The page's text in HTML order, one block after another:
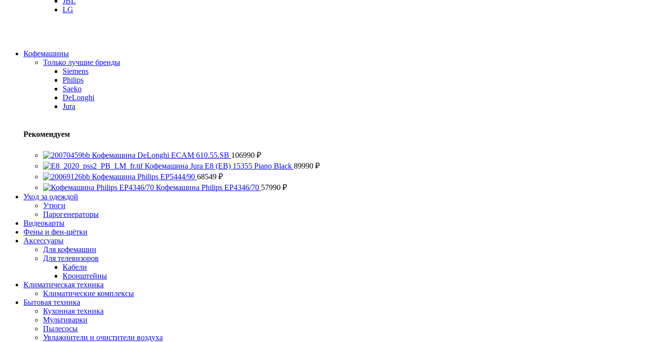
LG
Кофемашины
Только лучшие бренды
Siemens
Philips
Saeko
DeLonghi
Jura
Рекомендуем
Кофемашина DeLonghi ECAM 610.55.SB 106990 ₽
Кофемашина Jura E8 (EB) 15355 Piano Black 89990 ₽
Кофемашина Philips EP5444/90 68549 ₽
Кофемашина Philips EP4346/70 57990 ₽
Уход за одеждой
Утюги
Парогенераторы
Видеокарты
Фены и фен-щётки
Аксессуары
Для кофемашин
Для телевизоров
Кабели
Кронштейны
Климатическая техника
Климатические комплексы
Бытовая техника
Кухонная техника
Мультиварки
Пылесосы
Увлажнители и очистители воздуха